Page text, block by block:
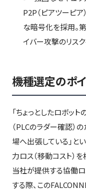
P2P（ピアツーピ
な暗号化を採用。
イバー攻撃のリス
機種選定のポ
「ちょっとしたロボッ
（PLCのラダー確認）
場へ出張している」と
力ロス（移動コスト）
当社が提供する協働ロ
する際、この